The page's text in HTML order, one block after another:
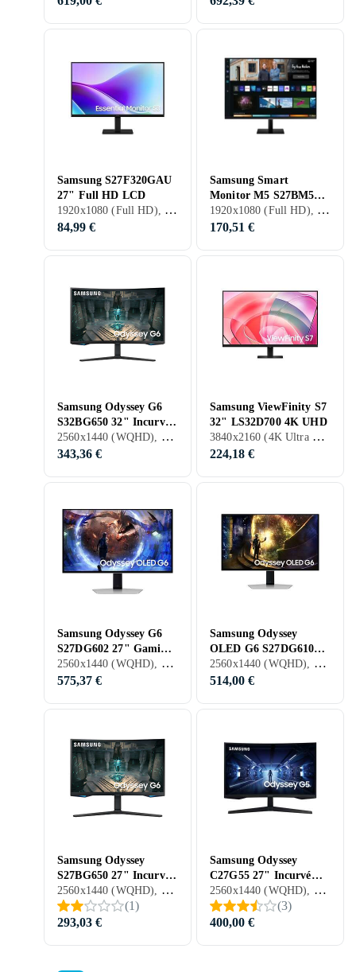
Samsung S27F320GAU
27" Full HD LCD
1920x1080 (Full HD), 27 pouces, LCD, 120 Hz
84,99 €
Samsung Smart
Monitor M5 S27BM500
27" Full HD
1920x1080 (Full HD), 27 pouces, LCD, 60 Hz
170,51 €
Samsung Odyssey G6
S32BG650 32" Incurvé
Gaming QHD 240Hz 2560x1440 (WQHD), 32 pouces, LCD, 240 Hz
343,36 €
Samsung ViewFinity S7
32" LS32D700 4K UHD
3840x2160 (4K Ultra HD), 32 pouces, LCD, 60 Hz
224,18 €
Samsung Odyssey G6
S27DG602 27" Gaming
QHD OLED 360Hz
2560x1440 (WQHD), 27 pouces, OLED, 360 Hz
575,37 €
Samsung Odyssey
OLED G6 S27DG610SU
27" Gaming QHD
2560x1440 (WQHD), 27 pouces, OLED, 240 Hz
514,00 €
Samsung Odyssey
S27BG650 27" Incurvé
Gaming QHD 240Hz 2560x1440 (WQHD), 27 pouces, LCD, 240 Hz
(1)
293,03 €
Samsung Odyssey
C27G55 27" Incurvé
Gaming QHD
2560x1440 (WQHD), 27 pouces, LCD, 144 Hz
(3)
400,00 €